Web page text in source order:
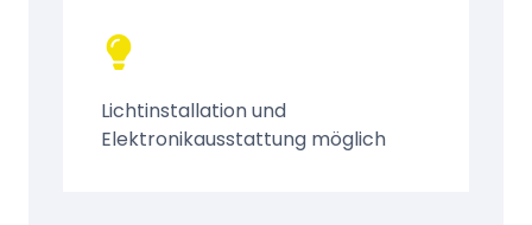
Lichtinstallation und
Elektronikausstattung möglich